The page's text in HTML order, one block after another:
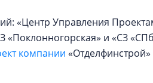
«Центр Управления
«Поклонногорская» и «СЗ
компании «Отделфинстрой»